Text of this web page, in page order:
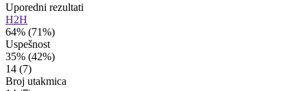
Uporedni rezultati
H2H
64% (71%)
Uspešnost
35% (42%)
14 (7)
Broj utakmica